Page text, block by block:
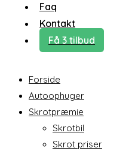
Faq
Kontakt
Få 3 tilbud
Forside
Autoophuger
Skrotpræmie
Skrotbil
Skrot priser